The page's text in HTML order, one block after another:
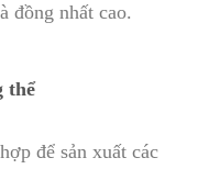
đồng nhất cao.
thể
để sản xuất các